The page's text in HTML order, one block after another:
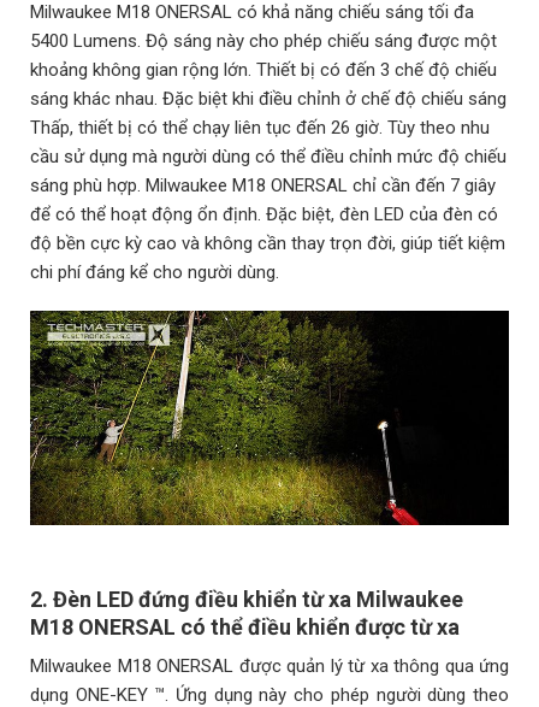
Milwaukee M18 ONERSAL có khả năng chiếu sáng tối đa
5400 Lumens. Độ sáng này cho phép chiếu sáng được một
khoảng không gian rộng lớn. Thiết bị có đến 3 chế độ chiếu
sáng khác nhau. Đặc biệt khi điều chỉnh ở chế độ chiếu sáng
Thấp, thiết bị có thể chạy liên tục đến 26 giờ. Tùy theo nhu
cầu sử dụng mà người dùng có thể điều chỉnh mức độ chiếu
sáng phù hợp. Milwaukee M18 ONERSAL chỉ cần đến 7 giây
để có thể hoạt động ổn định. Đặc biệt, đèn LED của đèn có
độ bền cực kỳ cao và không cần thay trọn đời, giúp tiết kiệm
chi phí đáng kể cho người dùng.
2. Đèn LED đứng điều khiển từ xa Milwaukee
M18 ONERSAL có thể điều khiển được từ xa
Milwaukee M18 ONERSAL được quản lý từ xa thông qua ứng
dụng ONE-KEY ™. Ứng dụng này cho phép người dùng theo